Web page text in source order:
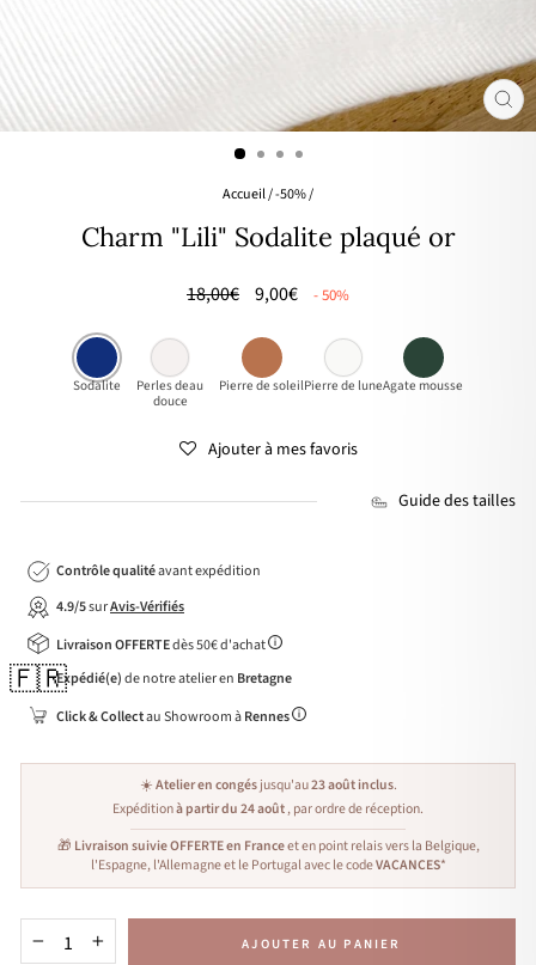
Accueil/-50%/
Charm "Lili" Sodalite plaqué or
Prix
18,00€
🌸
DOUX
9,00€ - 50%
Sodalite
Perles deau
douce
Pierre de soleilPierre de luneAgate mousse
Ajouter à mes favoris
Guide des tailles
Contrôle qualitéavant expédition
4.9/5surAvis-Vérifiés
Livraison OFFERTEdès 50€ d'achat
🇫🇷Expédié(e)de notre atelier en Bretagne
Click & Collectau Showroom àRennes
☀️Atelier en congésjusqu'au23 août inclus.
Expéditionà partir du 24 août, par ordre de réception.
🎁 Livraison suivie OFFERTE en Franceet en point relais vers la Belgique,
l'Espagne, l'Allemagne et le Portugal avec le codeVACANCES*
+ AJOUTER AU PANIER